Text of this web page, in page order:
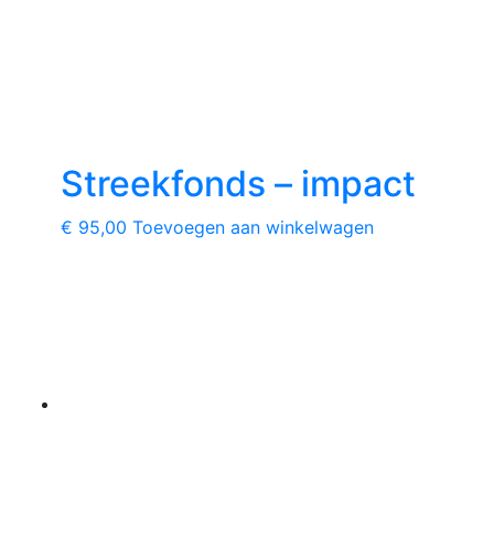
Streekfonds – impact
€ 95,00 Toevoegen aan winkelwagen